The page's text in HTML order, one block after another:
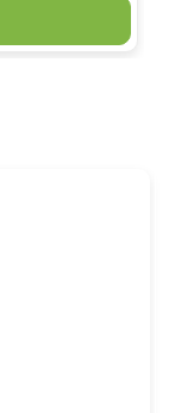
vonné a
v létě jsou